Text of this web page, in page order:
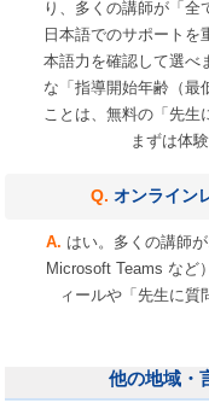
り、多くの講師が「全
日本語でのサポートを
本語力を確認して選べ
な「指導開始年齢（最
ことは、無料の「先生
まずは体
オンライン
はい。多くの講師
Microsoft Teams など
ィールや「先生に質
他の地域・